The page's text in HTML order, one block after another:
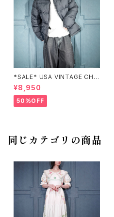
*SALE* USA VINTAGE CHA
MPION DOWN JACKET/アメ
リカ古着チャンピオンダウンジャ
ケット
¥8,950
50%OFF
同じカテゴリの商品